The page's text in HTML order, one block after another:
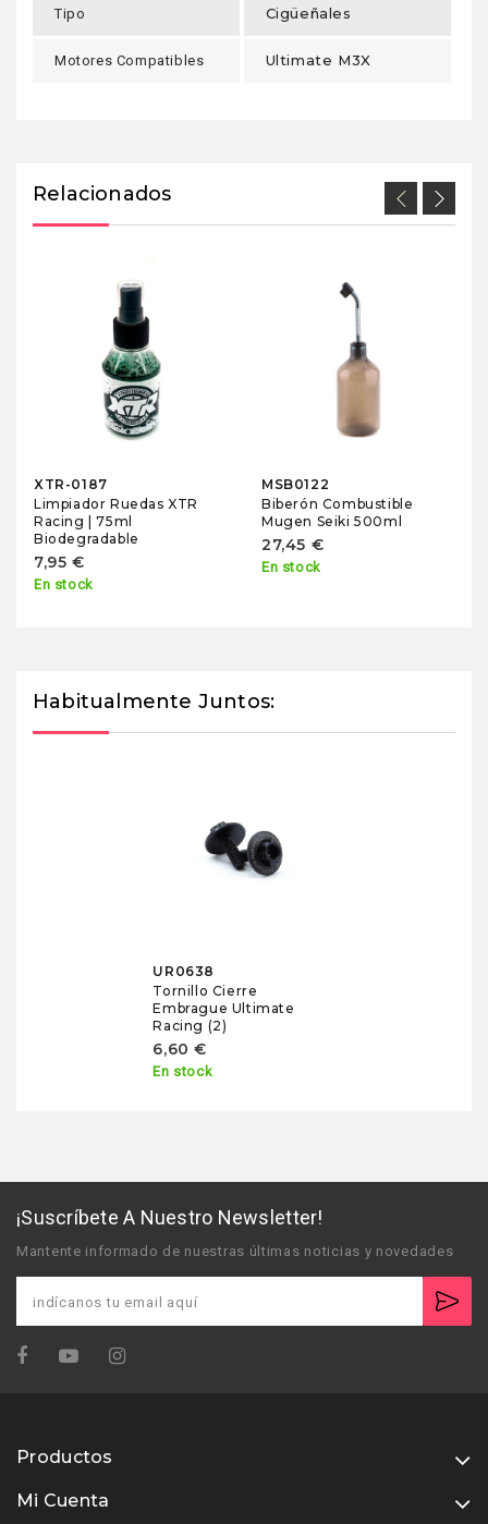
Tipo Cigüeñales
Motores Compatibles Ultimate M3X
Relacionados
XTR-0187
Limpiador Ruedas XTR
Racing | 75ml
Biodegradable
7,95 €
En stock
MSB0122
Biberón Combustible
Mugen Seiki 500ml
27,45 €
En stock
Habitualmente Juntos:
UR0638
Tornillo Cierre
Embrague Ultimate
Racing (2)
6,60 €
En stock
¡Suscríbete A Nuestro Newsletter!
Mantente informado de nuestras últimas noticias y novedades
Productos
Mi Cuenta